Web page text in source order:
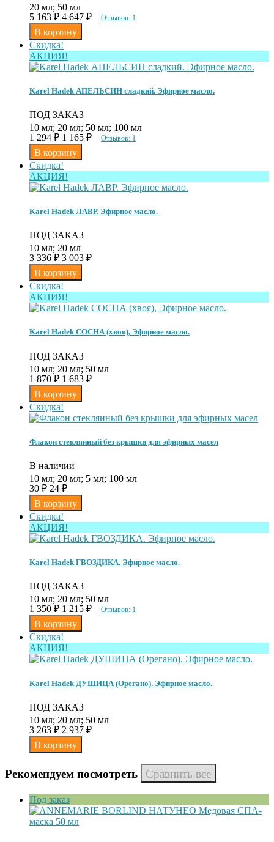
20 мл; 50 мл
5 163 ₽ 4 647 ₽ Отзывов: 1
Скидка!
АКЦИЯ!
Karel Hadek АПЕЛЬСИН сладкий. Эфирное масло.
ПОД ЗАКАЗ
10 мл; 20 мл; 50 мл; 100 мл
1 294 ₽ 1 165 ₽ Отзывов: 1
Скидка!
АКЦИЯ!
Karel Hadek ЛАВР. Эфирное масло.
ПОД ЗАКАЗ
10 мл; 20 мл
3 336 ₽ 3 003 ₽
Скидка!
АКЦИЯ!
Karel Hadek СОСНА (хвоя), Эфирное масло.
ПОД ЗАКАЗ
10 мл; 20 мл; 50 мл
1 870 ₽ 1 683 ₽
Скидка!
Флакон стеклянный без крышки для эфирных масел
В наличии
10 мл; 20 мл; 5 мл; 100 мл
30 ₽ 24 ₽
Скидка!
АКЦИЯ!
Karel Hadek ГВОЗДИКА. Эфирное масло.
ПОД ЗАКАЗ
10 мл; 20 мл; 50 мл
1 350 ₽ 1 215 ₽ Отзывов: 1
Скидка!
АКЦИЯ!
Karel Hadek ДУШИЦА (Орегано). Эфирное масло.
ПОД ЗАКАЗ
10 мл; 20 мл; 50 мл
3 263 ₽ 2 937 ₽
Рекомендуем посмотреть
Под заказ